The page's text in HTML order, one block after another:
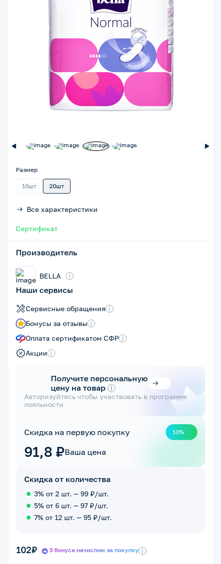
Размер
10шт 20шт
Все характеристики
Сертификат
Производитель
BELLA i
Наши сервисы
Сервисные обращения i
Бонусы за отзывы i
Оплата сертификатом СФР i
Акции i
Получите персональную
цену на товар i
Авторизуйтесь чтобы участвовать в программе
лояльности
Скидка на первую покупку 10%
91,8 ₽Ваша цена
Скидка от количества
3% от 2 шт. — 99 ₽/шт.
5% от 6 шт. — 97 ₽/шт.
7% от 12 шт. — 95 ₽/шт.
102₽ 3 бонуса начислим за покупку i